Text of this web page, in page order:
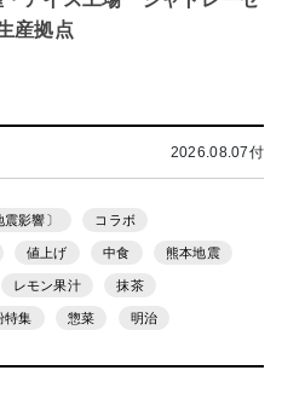
産拠点
2026.08.07付
震影響〕 コラボ
値上げ 中食 熊本地震
レモン果汁 抹茶
特集 惣菜 明治